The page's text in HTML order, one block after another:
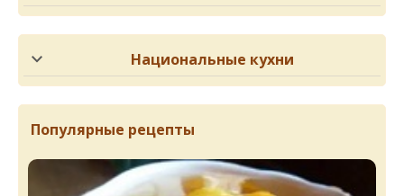
Национальные кухни
Популярные рецепты